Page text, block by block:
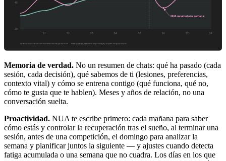
Memoria de verdad. No un resumen de chats: qué ha pasado (cada
sesión, cada decisión), qué sabemos de ti (lesiones, preferencias,
contexto vital) y cómo se entrena contigo (qué funciona, qué no,
cómo te gusta que te hablen). Meses y años de relación, no una
conversación suelta.
Proactividad. NUA te escribe primero: cada mañana para saber
cómo estás y controlar la recuperación tras el sueño, al terminar una
sesión, antes de una competición, el domingo para analizar la
semana y planificar juntos la siguiente — y ajustes cuando detecta
fatiga acumulada o una semana que no cuadra. Los días en los que